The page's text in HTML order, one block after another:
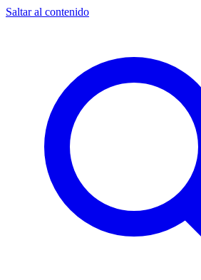
Saltar al contenido